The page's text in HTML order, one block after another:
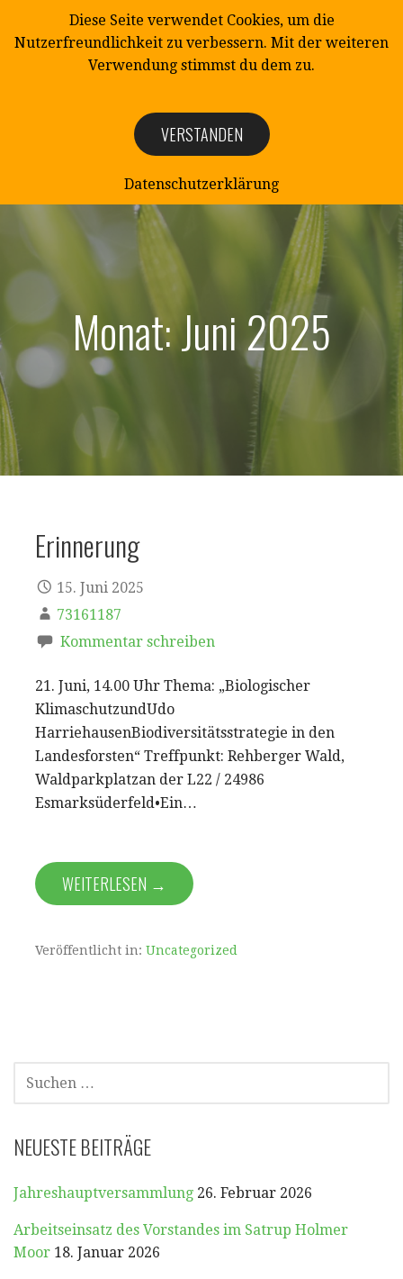
springen
NATURSCHUTZ
Naturschutzverein Mittelangeln e.V.
Monat: Juni 2025
Erinnerung
15. Juni 2025
73161187
Kommentar schreiben
21. Juni, 14.00 Uhr Thema: „Biologischer
KlimaschutzundUdo
HarriehausenBiodiversitätsstrategie in den
Landesforsten“ Treffpunkt: Rehberger Wald,
Waldparkplatzan der L22 / 24986
Esmarksüderfeld•Ein…
WEITERLESEN →
Veröffentlicht in: Uncategorized
SUCHEN
NACH:
NEUESTE BEITRÄGE
Jahreshauptversammlung 26. Februar 2026
Arbeitseinsatz des Vorstandes im Satrup Holmer
Moor 18. Januar 2026
Diese Seite verwendet Cookies, um die
Nutzerfreundlichkeit zu verbessern. Mit der weiteren
Verwendung stimmst du dem zu.
VERSTANDEN
Datenschutzerklärung